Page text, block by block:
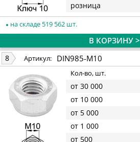
розница
на складе 519 562 шт.
В КОРЗИНУ >
8 Артикул: DIN985-M10
Кол-во, шт.
от 30 000
от 10 000
от 5 000
от 1 000
от 500